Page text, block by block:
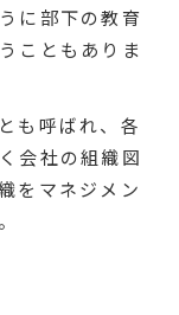
に部下の教育
こともありま
も呼ばれ、各
会社の組織図
をマネジメン